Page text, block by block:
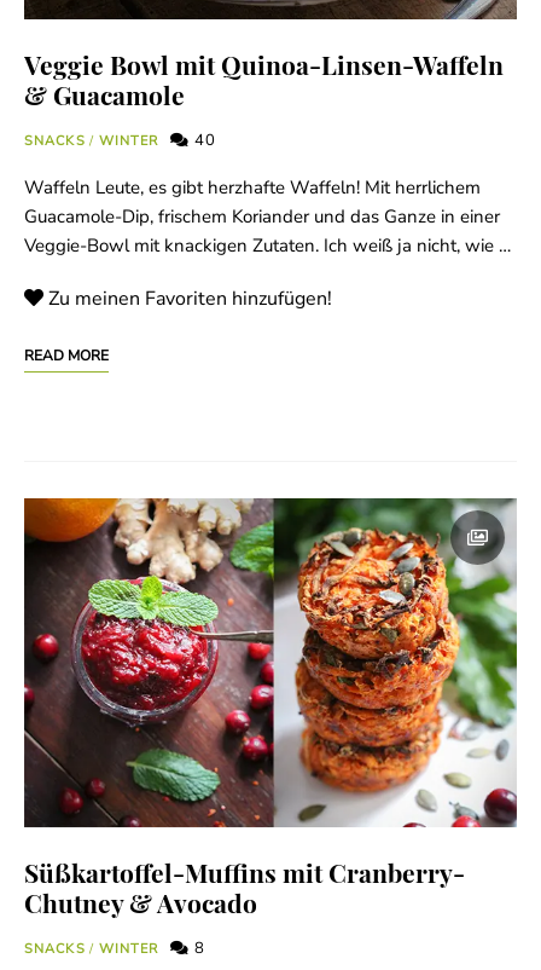
Veggie Bowl mit Quinoa-Linsen-Waffeln
& Guacamole
SNACKS / WINTER 40
Waffeln Leute, es gibt herzhafte Waffeln! Mit herrlichem
Guacamole-Dip, frischem Koriander und das Ganze in einer
Veggie-Bowl mit knackigen Zutaten. Ich weiß ja nicht, wie …
Zu meinen Favoriten hinzufügen!
READ MORE
Süßkartoffel-Muffins mit Cranberry-
Chutney & Avocado
SNACKS / WINTER 8